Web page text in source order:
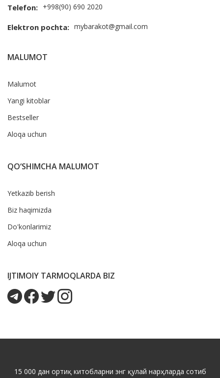
Telefon: +998(90) 690 2020
Elektron pochta: mybarakot@gmail.com
MALUMOT
Malumot
Yangi kitoblar
Bestseller
Aloqa uchun
QO‘SHIMCHA MALUMOT
Yetkazib berish
Biz haqimizda
Do'konlarimiz
Aloqa uchun
IJTIMOIY TARMOQLARDA BIZ
15 000 дан ортиқ китобларни энг қулай нарҳларда сотиб